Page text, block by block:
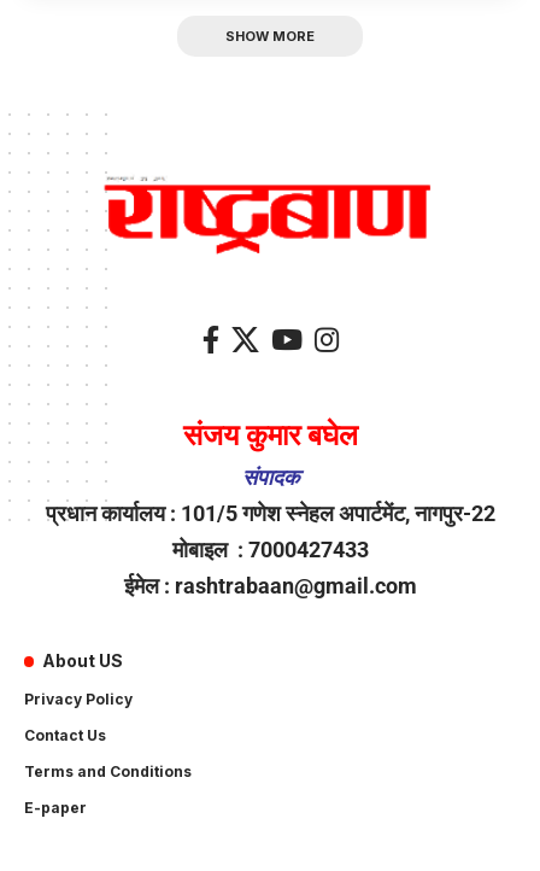
SHOW MORE
संजय कुमार बघेल
संपादक
प्रधान कार्यालय : 101/5 गणेश स्नेहल अपार्टमेंट, नागपुर-22
मोबाइल : 7000427433
ईमेल : rashtrabaan@gmail.com
About US
Privacy Policy
Contact Us
Terms and Conditions
E-paper